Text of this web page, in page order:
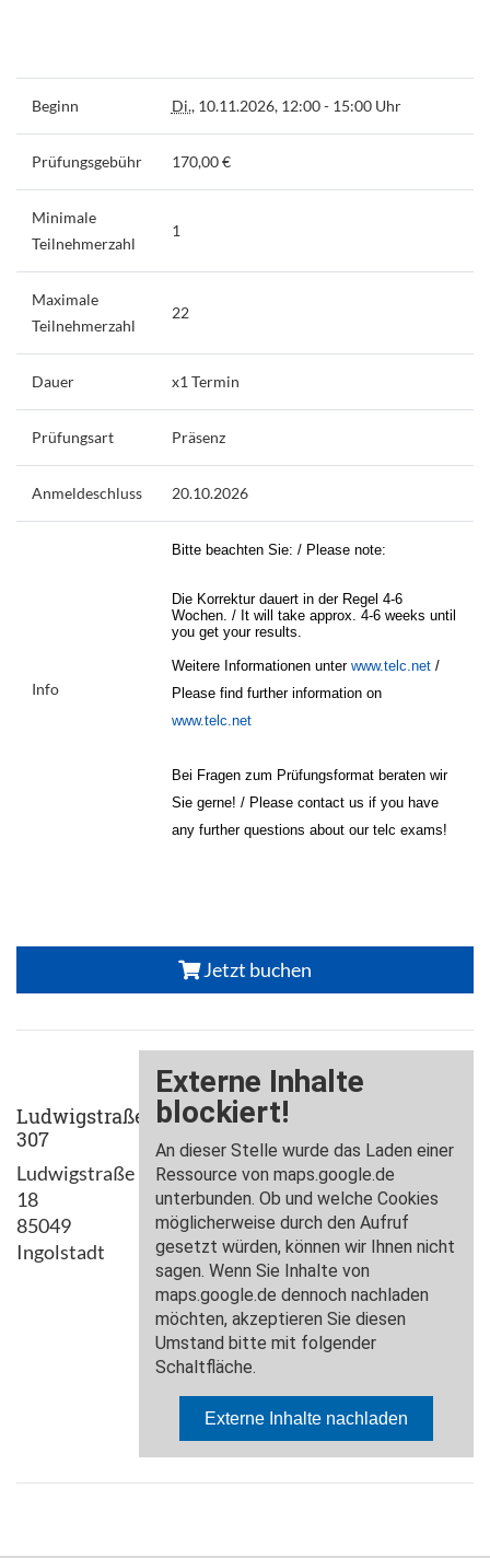
Beginn Di., 10.11.2026, 12:00 - 15:00 Uhr
Prüfungsgebühr 170,00 €
Minimale
Teilnehmerzahl
1
Maximale
Teilnehmerzahl
22
Dauer x1 Termin
Prüfungsart Präsenz
Anmeldeschluss 20.10.2026
Info
Bitte beachten Sie: / Please note:
Die Korrektur dauert in der Regel 4-6
Wochen. / It will take approx. 4-6 weeks until
you get your results.
Weitere Informationen unter www.telc.net/
Please find further information on
www.telc.net
Bei Fragen zum Prüfungsformat beraten wir
Sie gerne! / Please contact us if you have
any further questions about our telc exams!
Jetzt buchen
Ludwigstraße
307
Ludwigstraße
18
85049
Ingolstadt